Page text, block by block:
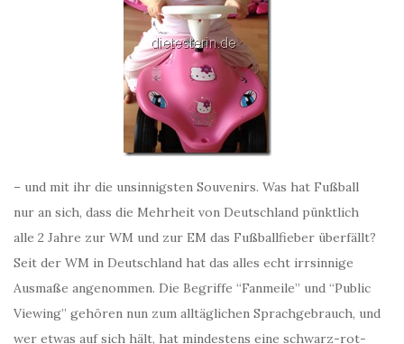
– und mit ihr die unsinnigsten Souvenirs. Was hat Fußball
nur an sich, dass die Mehrheit von Deutschland pünktlich
alle 2 Jahre zur WM und zur EM das Fußballfieber überfällt?
Seit der WM in Deutschland hat das alles echt irrsinnige
Ausmaße angenommen. Die Begriffe “Fanmeile” und “Public
Viewing” gehören nun zum alltäglichen Sprachgebrauch, und
wer etwas auf sich hält, hat mindestens eine schwarz-rot-